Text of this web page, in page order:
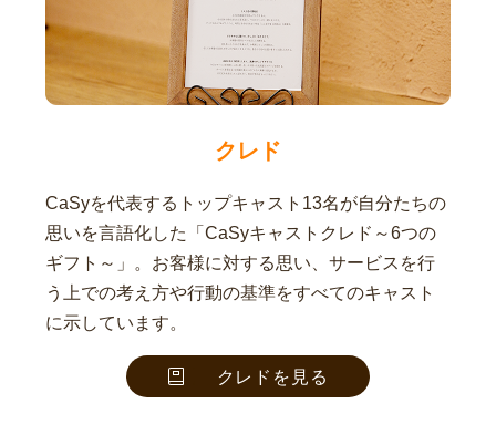
クレド
CaSyを代表するトップキャスト13名が自分たちの
思いを言語化した「CaSyキャストクレド～6つの
ギフト～」。お客様に対する思い、サービスを行
う上での考え方や行動の基準をすべてのキャスト
に示しています。
クレドを見る